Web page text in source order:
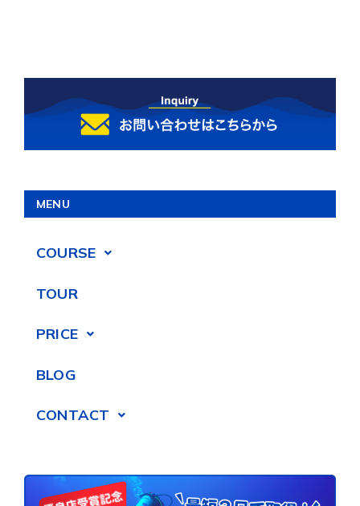
MENU
COURSE
TOUR
PRICE
BLOG
CONTACT